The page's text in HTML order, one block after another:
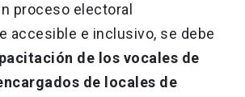
proceso electoral
accesible e inclusivo, se debe
de los vocales de
de locales de